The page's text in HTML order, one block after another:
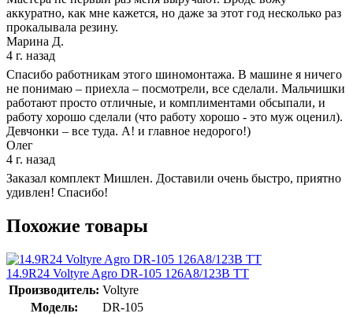
аккуратно, как мне кажется, но даже за этот год несколько раз
прокалывала резину.
Марина Д.
4 г. назад
Спасибо работникам этого шиномонтажа. В машине я ничего
не понимаю – приехла – посмотрели, все сделали. Мальчишки
работают просто отличные, и комплиментами обсыпали, и
работу хорошо сделали (что работу хорошо - это муж оценил).
Девчонки – все туда. А! и главное недорого!)
Олег
4 г. назад
Заказал комплект Мишлен. Доставили очень быстро, приятно
удивлен! Спасибо!
Похожие товары
14.9R24 Voltyre Agro DR-105 126А8/123В TT
Производитель: Voltyre
Модель:
DR-105